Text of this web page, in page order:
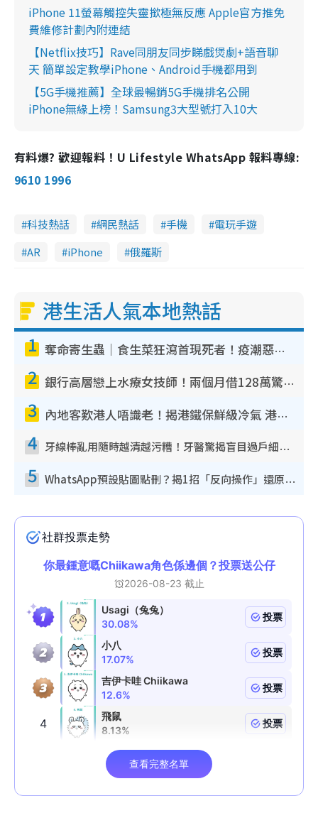
iPhone 11螢幕觸控失靈撳極無反應 Apple官方推免
費維修計劃內附連結
【Netflix技巧】Rave同朋友同步睇戲煲劇+語音聊
天 簡單設定教學iPhone、Android手機都用到
【5G手機推薦】全球最暢銷5G手機排名公開
iPhone無緣上榜！Samsung3大型號打入10大
有料爆? 歡迎報料！U Lifestyle WhatsApp 報料專線:
9610 1996
科技熱話 網民熱話 手機
電玩手遊
AR
iPhone 俄羅斯
港生活人氣本地熱話
1 奪命寄生蟲｜食生菜狂瀉首現死者！疫潮惡化錄1.8萬宗病例 揭洗菜3大謬誤
2 銀行高層戀上水療女技師！兩個月借128萬驚覺「沉船」沉落火海 揭背後疑似邪教操控賣淫
3 內地客歎港人唔識老！揭港鐵保鮮級冷氣 港人求放過：咪投訴
4 牙線棒亂用隨時越清越污糟！牙醫驚揭盲目過戶細菌恐致蛀牙：呢種先係日常真保養
5 WhatsApp預設貼圖點刪？揭1招「反向操作」還原簡潔介面 附3步實測教學